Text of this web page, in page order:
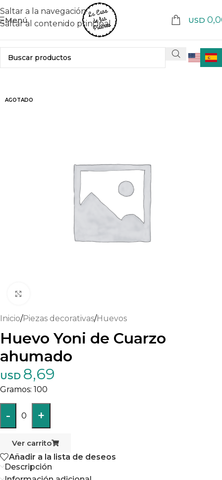
Saltar a la navegación
Saltar al contenido principal
Menú USD
AGOTADO
Inicio/Piezas decorativas/Huevos
Huevo Yoni de Cuarzo
ahumado
USD 8,69
100
- 0 +
Ver carrito
Añadir a la lista de deseos
Descripción